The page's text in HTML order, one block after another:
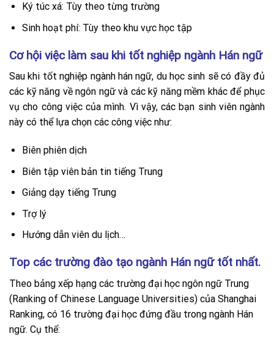
Ký túc xá: Tùy theo từng trường
Sinh hoạt phí: Tùy theo khu vực học tập
Cơ hội việc làm sau khi tốt nghiệp ngành Hán ngữ
Sau khi tốt nghiệp ngành hán ngữ, du học sinh sẽ có đầy đủ
các kỹ năng về ngôn ngữ và các kỹ năng mềm khác để phục
vụ cho công việc của mình. Vì vậy, các bạn sinh viên ngành
này có thể lựa chọn các công việc như:
Biên phiên dịch
Biên tập viên bản tin tiếng Trung
Giảng dạy tiếng Trung
Trợ lý
Hướng dẫn viên du lịch…
Top các trường đào tạo ngành Hán ngữ tốt nhất.
Theo bảng xếp hạng các trường đại học ngôn ngữ Trung
(Ranking of Chinese Language Universities) của Shanghai
Ranking, có 16 trường đại học đứng đầu trong ngành Hán
ngữ. Cụ thể: